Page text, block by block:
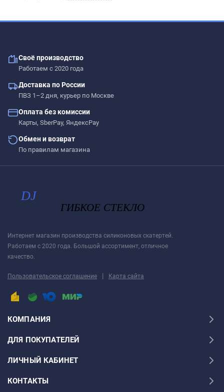
Своё производство
Работаем с 2020 года
Доставка по России
ПВЗ 1–2 дня, курьер по Москве
Оплата без комиссии
Карты, SberPay, ЯндексPay
Обмен и возврат
По правилам магазина
Интернет магазин производства силиконовых скатертей.
Работаем с 2020 года. Большой ассортимент, отличное
качество.
Пользовательское соглашение | Карта сайта
КОМПАНИЯ
ДЛЯ ПОКУПАТЕЛЕЙ
ЛИЧНЫЙ КАБИНЕТ
КОНТАКТЫ